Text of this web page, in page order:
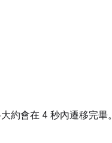
約會在 4 秒內遷移完畢。